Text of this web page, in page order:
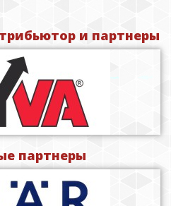
и партнеры
партнеры